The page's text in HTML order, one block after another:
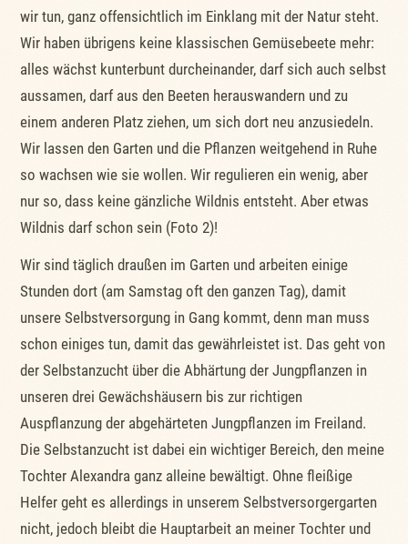
wir tun, ganz offensichtlich im Einklang mit der Natur steht.
Wir haben übrigens keine klassischen Gemüsebeete mehr:
alles wächst kunterbunt durcheinander, darf sich auch selbst
aussamen, darf aus den Beeten herauswandern und zu
einem anderen Platz ziehen, um sich dort neu anzusiedeln.
Wir lassen den Garten und die Pflanzen weitgehend in Ruhe
so wachsen wie sie wollen. Wir regulieren ein wenig, aber
nur so, dass keine gänzliche Wildnis entsteht. Aber etwas
Wildnis darf schon sein (Foto 2)!
Wir sind täglich draußen im Garten und arbeiten einige
Stunden dort (am Samstag oft den ganzen Tag), damit
unsere Selbstversorgung in Gang kommt, denn man muss
schon einiges tun, damit das gewährleistet ist. Das geht von
der Selbstanzucht über die Abhärtung der Jungpflanzen in
unseren drei Gewächshäusern bis zur richtigen
Auspflanzung der abgehärteten Jungpflanzen im Freiland.
Die Selbstanzucht ist dabei ein wichtiger Bereich, den meine
Tochter Alexandra ganz alleine bewältigt. Ohne fleißige
Helfer geht es allerdings in unserem Selbstversorgergarten
nicht, jedoch bleibt die Hauptarbeit an meiner Tochter und